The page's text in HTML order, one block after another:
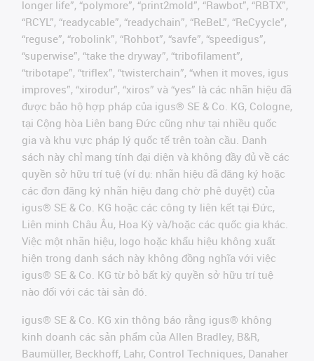
longer life”, “polymore”, “print2mold”, “Rawbot”, “RBTX”,
“RCYL”, “readycable”, “readychain”, “ReBeL”, “ReCyycle”,
“reguse”, “robolink”, “Rohbot”, “savfe”, “speedigus”,
“superwise”, “take the dryway”, “tribofilament”,
“tribotape”, “triflex”, “twisterchain”, “when it moves, igus
improves”, “xirodur”, “xiros” và “yes” là các nhãn hiệu đã
được bảo hộ hợp pháp của igus® SE & Co. KG, Cologne,
tại Cộng hòa Liên bang Đức cũng như tại nhiều quốc
gia và khu vực pháp lý quốc tế trên toàn cầu. Danh
sách này chỉ mang tính đại diện và không đầy đủ về các
quyền sở hữu trí tuệ (ví dụ: nhãn hiệu đã đăng ký hoặc
các đơn đăng ký nhãn hiệu đang chờ phê duyệt) của
igus® SE & Co. KG hoặc các công ty liên kết tại Đức,
Liên minh Châu Âu, Hoa Kỳ và/hoặc các quốc gia khác.
Việc một nhãn hiệu, logo hoặc khẩu hiệu không xuất
hiện trong danh sách này không đồng nghĩa với việc
igus® SE & Co. KG từ bỏ bất kỳ quyền sở hữu trí tuệ
nào đối với các tài sản đó.
igus® SE & Co. KG xin thông báo rằng igus® không
kinh doanh các sản phẩm của Allen Bradley, B&R,
Baumüller, Beckhoff, Lahr, Control Techniques, Danaher